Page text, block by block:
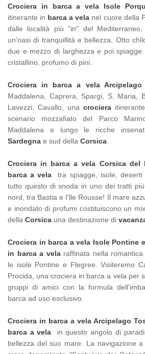
Crociera in barca a vela Isole
itinerante in barca a vela nel cuore della
dalle località più "in" del
un'oasi di tranquillità e bellezza. Otto
due e mezzo di larghezza e poi spiagge
cristallino, profumo di pini.
Crociera in barca a vela Arcipelago
Maddalena, Caprera, Spargi, S. Maria,
Lavezzi, Cavallo, una crociera
scenario mozzafiato del Parco
Maddalena e lungo le ricche
Sardegna e sud della Corsica
Crociera in barca a vela Corsica del
barca a vela tra spiagge, isole, deserti
tutto questo di snoda in uno dei tratti
nord, tra Bastia e I’lle Rousse! Il mare
e inondato di profumi costituiscono un
della Corsica una destinazione di
Crociera in barca a vela Isole Pontine
in barca a vela raffinata nella
le isole Pontine e Flegree. Visiteremo
Procida, una crociera in barca a vela per
gruppi di amici con la formula
barca ad uso esclusivo.
Crociera in barca a vela Arcipelago
barca a vela in questo angolo di
bellezza del suo mare. La navigazione